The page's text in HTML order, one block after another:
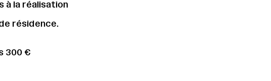
à la réalisation
résidence.
300 €